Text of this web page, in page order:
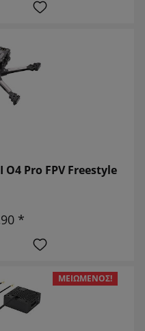
O4 Pro FPV Freestyle
*
ΜΕΙΩΜΈΝΟΣ!